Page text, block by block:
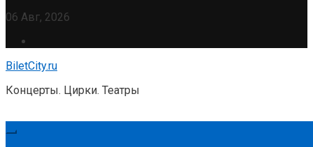
06 Авг, 2026
BiletCity.ru
Концерты. Цирки. Театры